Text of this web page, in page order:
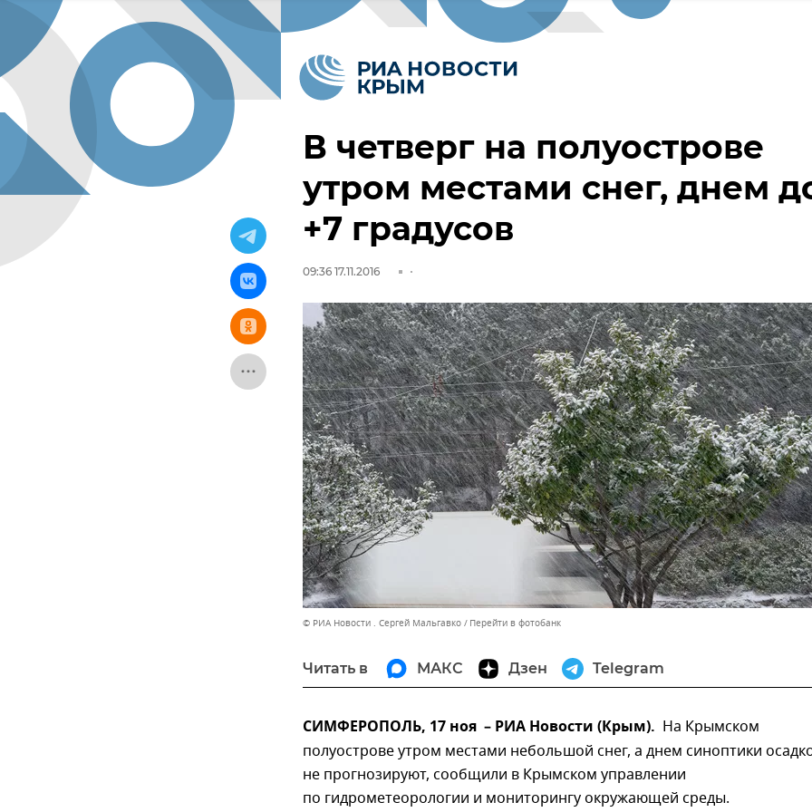
В четверг на полуострове
утром местами снег, днем
+7 градусов
09:36 17.11.2016
© РИА Новости . Сергей Мальгавко Перейти в фотобанк
Читать в МАКС Дзен Telegram
СИМФЕРОПОЛЬ, 17 ноя – РИА Новости (Крым). На Крымском
полуострове утром местами небольшой снег, а днем синоптики
не прогнозируют, сообщили в Крымском управлении
по гидрометеорологии и мониторингу окружающей среды.